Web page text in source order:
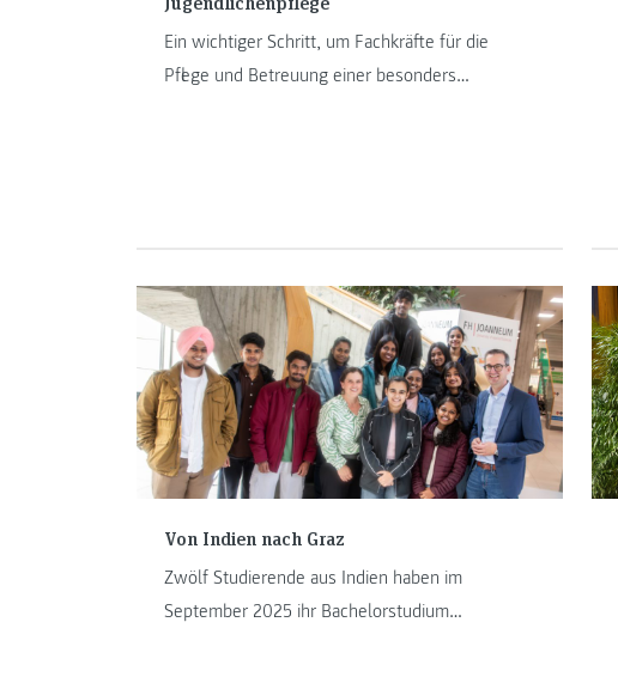
Ein wichtiger Schritt, um Fachkräfte für die
Pflege und Betreuung einer besonders
Von Indien nach Graz
Zwölf Studierende aus Indien haben im
September 2025 ihr Bachelorstudium